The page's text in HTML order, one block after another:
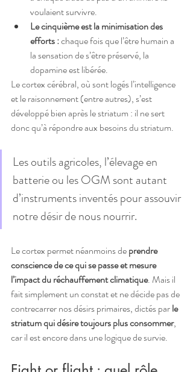
voulaient survivre.
Le cinquième est la minimisation des
efforts : chaque fois que l’être humain a
la sensation de s’être préservé, la
dopamine est libérée.
Le cortex cérébral, où sont logés l’intelligence
et le raisonnement (entre autres), s’est
développé bien après le striatum : il ne sert
donc qu’à répondre aux besoins du striatum.
Les outils agricoles, l’élevage en
batterie ou les OGM sont autant
d’instruments inventés pour assouvir
notre désir de nous nourrir.
Le cortex permet néanmoins de prendre
conscience de ce qui se passe et mesure
l’impact du réchauffement climatique. Mais il
fait simplement un constat et ne décide pas de
contrecarrer nos désirs primaires, dictés par le
striatum qui désire toujours plus consommer,
car il est encore dans une logique de survie.